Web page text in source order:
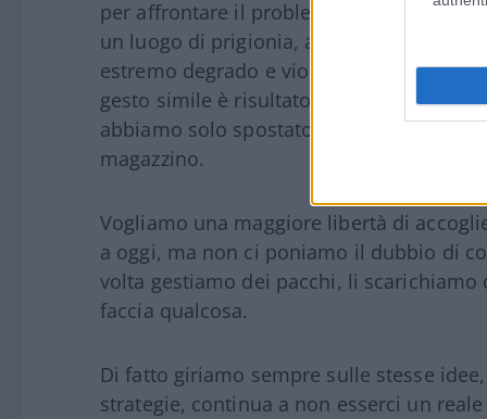
per affrontare il problema.
Abbiamo
un luogo di prigionia, almeno psicologica
estremo degrado e violenza che si
gesto simile è risultato monco e non
abbiamo solo spostato le persone da
magazzino.
Vogliamo una maggiore libertà di
a oggi, ma non ci poniamo il dubbio di
volta gestiamo dei pacchi, li
faccia qualcosa.
Di fatto giriamo sempre sulle stesse
strategie, continua a non esserci un